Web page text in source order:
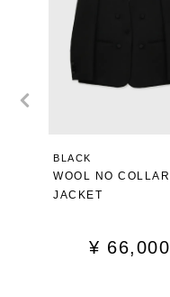
BLACK
WOOL NO COLLAR
JACKET
¥ 66,000